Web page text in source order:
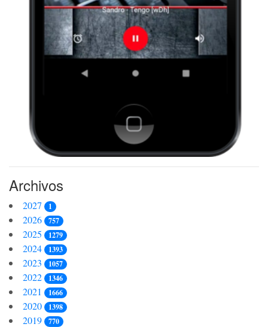
Archivos
2027 1
2026 757
2025 1279
2024 1393
2023 1057
2022 1346
2021 1666
2020 1398
2019 770